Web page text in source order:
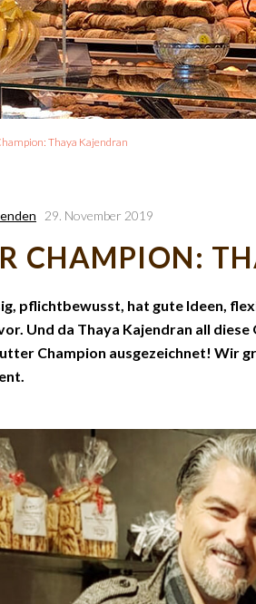
Thaya Kajendran
29. November 2019
CHAMPION:
pflichtbewusst, hat gute Ideen,
Und da Thaya Kajendran all
Champion ausgezeichnet! Wir